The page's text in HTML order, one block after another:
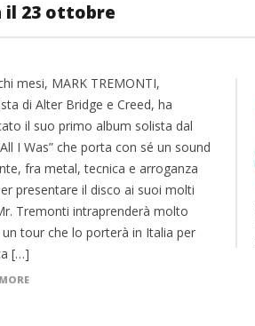
il 23 ottobre
mesi, MARK TREMONTI,
di Alter Bridge e Creed, ha
il suo primo album solista dal
I Was” che porta con sé un sound
fra metal, tecnica e arroganza
presentare il disco ai suoi molti
Tremonti intraprenderà molto
tour che lo porterà in Italia per
[…]